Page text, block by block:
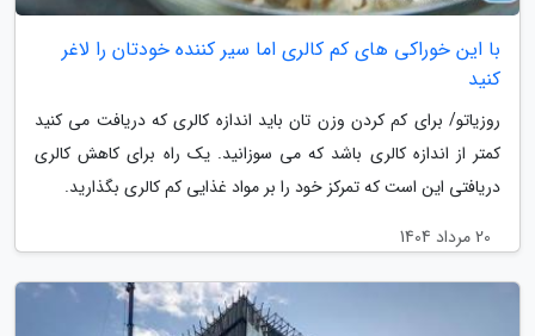
با این خوراکی های کم کالری اما سیر کننده خودتان را لاغر
کنید
روزیاتو/ برای کم کردن وزن تان باید اندازه کالری که دریافت می کنید
کمتر از اندازه کالری باشد که می سوزانید. یک راه برای کاهش کالری
دریافتی این است که تمرکز خود را بر مواد غذایی کم کالری بگذارید.
20 مرداد 1404